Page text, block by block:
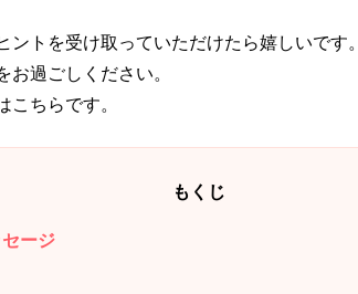
ントを受け取っていただけたら嬉しいです。
お過ごしください。
ちらです。
もくじ
ージ